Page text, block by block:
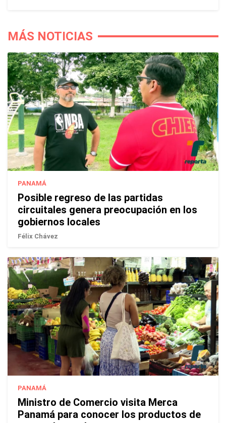
MÁS NOTICIAS
PANAMÁ
Posible regreso de las partidas
circuitales genera preocupación en los
gobiernos locales
Félix Chávez
PANAMÁ
Ministro de Comercio visita Merca
Panamá para conocer los productos de